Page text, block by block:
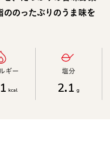
のったぶりのうま味を
ギー​
kcal
塩分​
2.1 g